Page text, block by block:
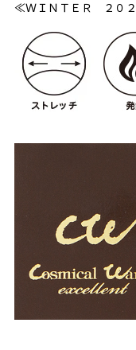
≪ＷＩＮＴＥＲ ２０